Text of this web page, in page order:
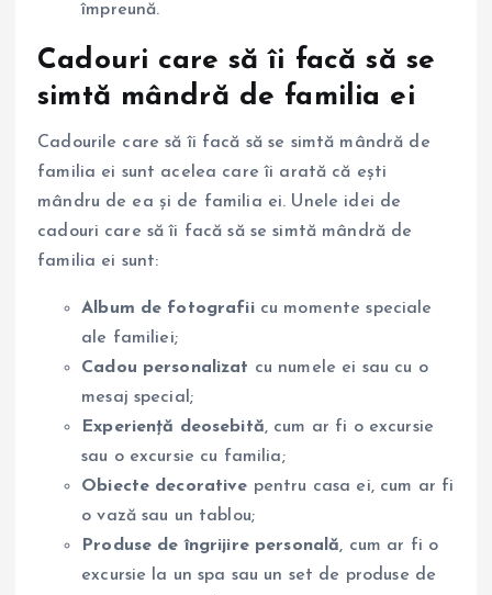
împreună.
Cadouri care să îi facă să se
simtă mândră de familia ei
Cadourile care să îi facă să se simtă mândră de
familia ei sunt acelea care îi arată că ești
mândru de ea și de familia ei. Unele idei de
cadouri care să îi facă să se simtă mândră de
familia ei sunt:
Album de fotografiicu momente speciale
ale familiei;
Cadou personalizat cu numele ei sau cu o
mesaj special;
Experiență deosebită, cum ar fi o excursie
sau o excursie cu familia;
Obiecte decorative pentru casa ei, cum ar fi
o vază sau un tablou;
Produse de îngrijire personală, cum ar fi o
excursie la un spa sau un set de produse de